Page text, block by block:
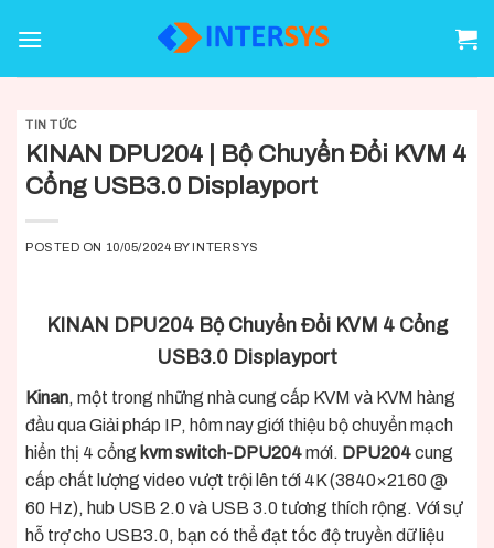
TIN TỨC
KINAN DPU204 | Bộ Chuyển Đổi KVM 4
Cổng USB3.0 Displayport
POSTED ON 10/05/2024 BY INTERSYS
KINAN DPU204 Bộ Chuyển Đổi KVM 4 Cổng
USB3.0 Displayport
Kinan, một trong những nhà cung cấp KVM và KVM hàng
đầu qua Giải pháp IP, hôm nay giới thiệu bộ chuyển mạch
hiển thị 4 cổng kvm switch-DPU204mới. DPU204cung
cấp chất lượng video vượt trội lên tới 4K (3840×2160 @
60 Hz), hub USB 2.0 và USB 3.0 tương thích rộng. Với sự
hỗ trợ cho USB3.0, bạn có thể đạt tốc độ truyền dữ liệu